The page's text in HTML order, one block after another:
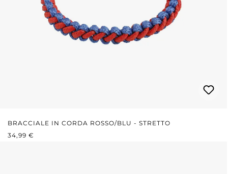
BRACCIALE IN CORDA ROSSO/BLU - STRETTO
PREZZO NORMALE:
34,99 €